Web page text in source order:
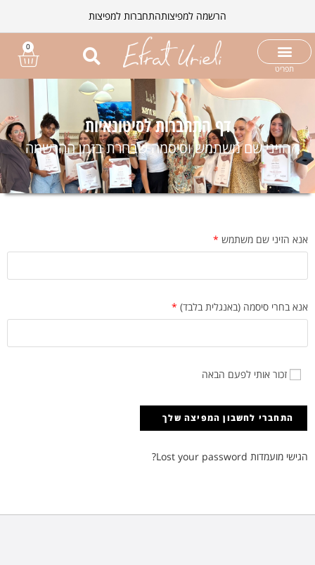
הרשמה למפיצותהתחברות למפיצות
תפריט
0
דף התחברות לסיטונאיות
הזיני שם משתמש וסיסמה שבחרת בזמן ההרשמה
אנא הזיני שם משתמש *
אנא בחרי סיסמה (באנגלית בלבד) *
זכור אותי לפעם הבאה
הגישי מועמדות Lost your password?